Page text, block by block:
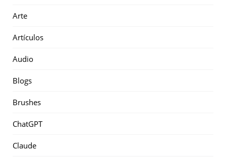
Arte
Artículos
Audio
Blogs
Brushes
ChatGPT
Claude